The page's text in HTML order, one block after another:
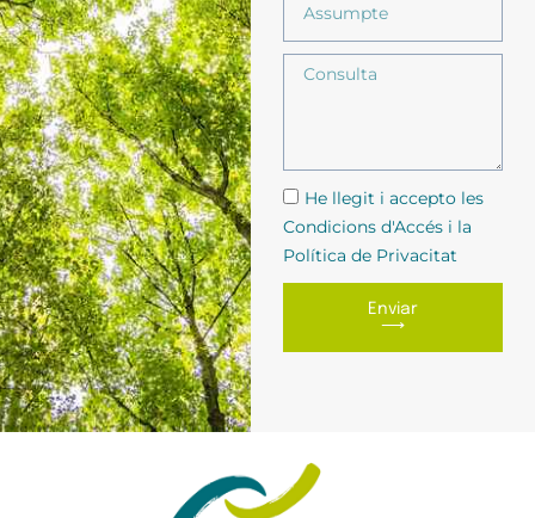
He llegit i accepto les
Condicions d'Accés i la
Política de Privacitat
Enviar
⟶